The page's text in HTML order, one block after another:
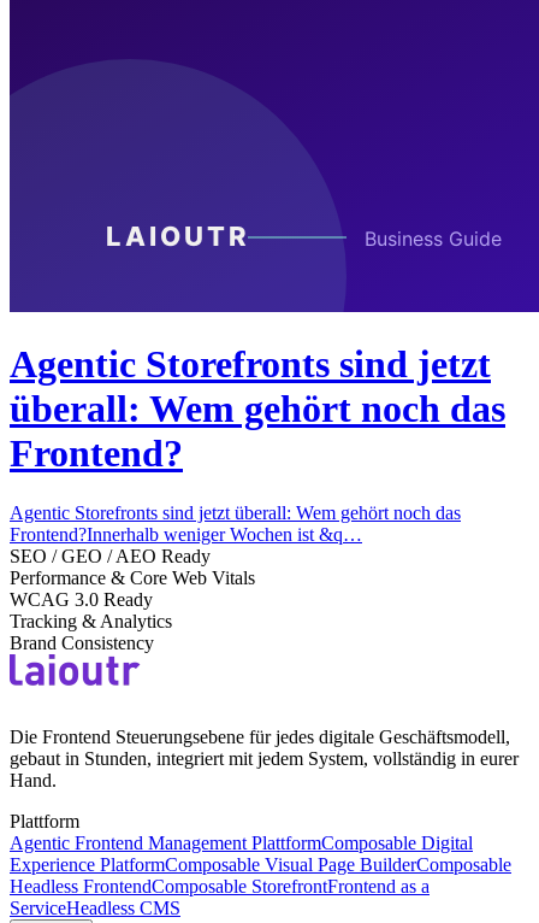
Agentic Storefronts sind jetzt
überall: Wem gehört noch das
Frontend?
Agentic Storefronts sind jetzt überall: Wem gehört noch das
Frontend?Innerhalb weniger Wochen ist &q…
SEO / GEO / AEO Ready
Performance & Core Web Vitals
WCAG 3.0 Ready
Tracking & Analytics
Brand Consistency
Die Frontend Steuerungsebene für jedes digitale Geschäftsmodell,
gebaut in Stunden, integriert mit jedem System, vollständig in eurer
Hand.
Plattform
Agentic Frontend Management PlattformComposable Digital
Experience PlatformComposable Visual Page BuilderComposable
Headless FrontendComposable StorefrontFrontend as a
ServiceHeadless CMS